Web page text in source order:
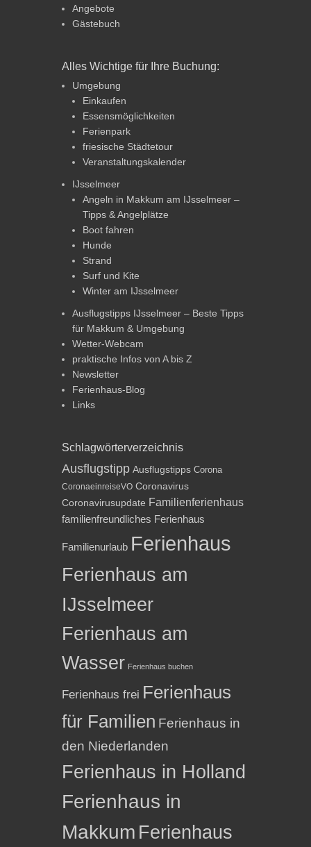
Angebote
Gästebuch
Alles Wichtige für Ihre Buchung:
Umgebung
Einkaufen
Essensmöglichkeiten
Ferienpark
friesische Städtetour
Veranstaltungskalender
IJsselmeer
Angeln in Makkum am IJsselmeer –
Tipps & Angelplätze
Boot fahren
Hunde
Strand
Surf und Kite
Winter am IJsselmeer
Ausflugstipps IJsselmeer – Beste Tipps
für Makkum & Umgebung
Wetter-Webcam
praktische Infos von A bis Z
Newsletter
Ferienhaus-Blog
Links
Schlagwörterverzeichnis
Ausflugstipp Ausflugstipps Corona
CoronaeinreiseVO Coronavirus
Coronavirusupdate Familienferienhaus
familienfreundliches Ferienhaus
Familienurlaub Ferienhaus
Ferienhaus am
IJsselmeer
Ferienhaus am
Wasser Ferienhaus buchen
Ferienhaus frei Ferienhaus
für Familien Ferienhaus in
den Niederlanden
Ferienhaus in Holland
Ferienhaus in
Makkum Ferienhaus